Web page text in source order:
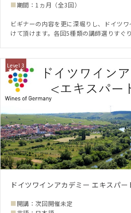
■期間：1ヵ月（全3回）
ビギナーの内容を更に深堀りし、ドイツ
けて頂けます。各回5種類の講師選りすぐ
Level 3
ドイツワインアカデミー エキスパー
■開講：次回開催未定